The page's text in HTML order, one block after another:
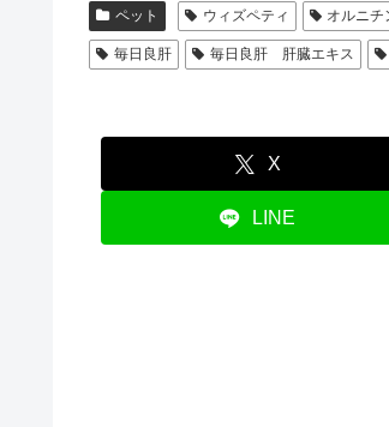
ペット ウィズペティ オルニチ
毎日良肝 毎日良肝 肝臓エキス
X
LINE